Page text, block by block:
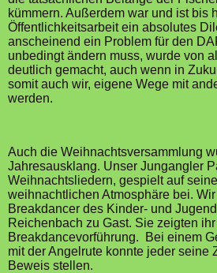
kümmern. Außerdem war und ist bis
Öffentlichkeitsarbeit ein absolutes
anscheinend ein Problem für den
unbedingt ändern muss, wurde von
deutlich gemacht, auch wenn in
somit auch wir, eigene Wege mit
werden.
Auch die Weihnachtsversammlung
Jahresausklang. Unser Jungangler
Weihnachtsliedern, gespielt auf
weihnachtlichen Atmosphäre bei.
Breakdancer des Kinder- und
Reichenbach zu Gast. Sie zeigten
Breakdancevorführung. Bei einem
mit der Angelrute konnte jeder seine
Beweis stellen.